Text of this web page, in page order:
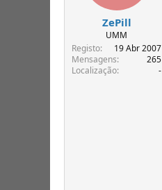
e
T
ó
n
í
c
o
ZePill
UMM
Registo
19 Abr 2007
Mensagens
265
Localização
-